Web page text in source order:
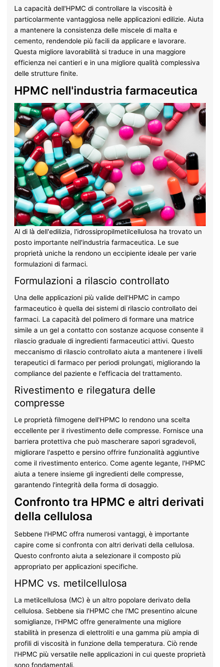
La capacità dell'HPMC di controllare la viscosità è
particolarmente vantaggiosa nelle applicazioni edilizie. Aiuta
a mantenere la consistenza delle miscele di malta e
cemento, rendendole più facili da applicare e lavorare.
Questa migliore lavorabilità si traduce in una maggiore
efficienza nei cantieri e in una migliore qualità complessiva
delle strutture finite.
HPMC nell'industria farmaceutica
Al di là dell'edilizia, l'idrossipropilmetilcellulosa ha trovato un
posto importante nell'industria farmaceutica. Le sue
proprietà uniche la rendono un eccipiente ideale per varie
formulazioni di farmaci.
Formulazioni a rilascio controllato
Una delle applicazioni più valide dell'HPMC in campo
farmaceutico è quella dei sistemi di rilascio controllato dei
farmaci. La capacità del polimero di formare una matrice
simile a un gel a contatto con sostanze acquose consente il
rilascio graduale di ingredienti farmaceutici attivi. Questo
meccanismo di rilascio controllato aiuta a mantenere i livelli
terapeutici di farmaco per periodi prolungati, migliorando la
compliance del paziente e l'efficacia del trattamento.
Rivestimento e rilegatura delle
compresse
Le proprietà filmogene dell'HPMC lo rendono una scelta
eccellente per il rivestimento delle compresse. Fornisce una
barriera protettiva che può mascherare sapori sgradevoli,
migliorare l'aspetto e persino offrire funzionalità aggiuntive
come il rivestimento enterico. Come agente legante, l'HPMC
aiuta a tenere insieme gli ingredienti delle compresse,
garantendo l'integrità della forma di dosaggio.
Confronto tra HPMC e altri derivati
della cellulosa
Sebbene l'HPMC offra numerosi vantaggi, è importante
capire come si confronta con altri derivati della cellulosa.
Questo confronto aiuta a selezionare il composto più
appropriato per applicazioni specifiche.
HPMC vs. metilcellulosa
La metilcellulosa (MC) è un altro popolare derivato della
cellulosa. Sebbene sia l'HPMC che l'MC presentino alcune
somiglianze, l'HPMC offre generalmente una migliore
stabilità in presenza di elettroliti e una gamma più ampia di
profili di viscosità in funzione della temperatura. Ciò rende
l'HPMC più versatile nelle applicazioni in cui queste proprietà
sono fondamentali.